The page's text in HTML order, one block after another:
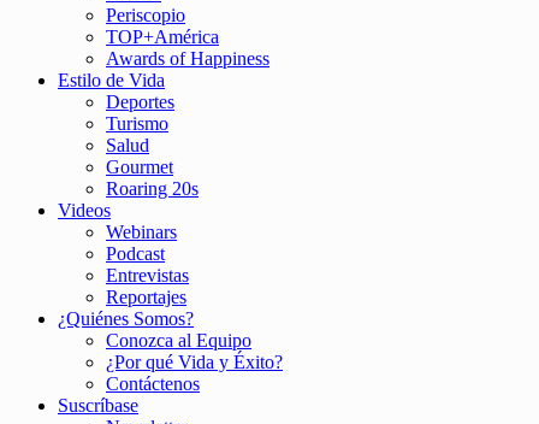
Periscopio
TOP+América
Awards of Happiness
Estilo de Vida
Deportes
Turismo
Salud
Gourmet
Roaring 20s
Videos
Webinars
Podcast
Entrevistas
Reportajes
¿Quiénes Somos?
Conozca al Equipo
¿Por qué Vida y Éxito?
Contáctenos
Suscríbase